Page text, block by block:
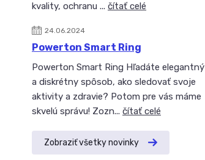
kvality, ochranu ... čítať celé
24.06.2024
Powerton Smart Ring
Powerton Smart Ring Hľadáte elegantný
a diskrétny spôsob, ako sledovať svoje
aktivity a zdravie? Potom pre vás máme
skvelú správu! Zozn... čítať celé
Zobraziť všetky novinky